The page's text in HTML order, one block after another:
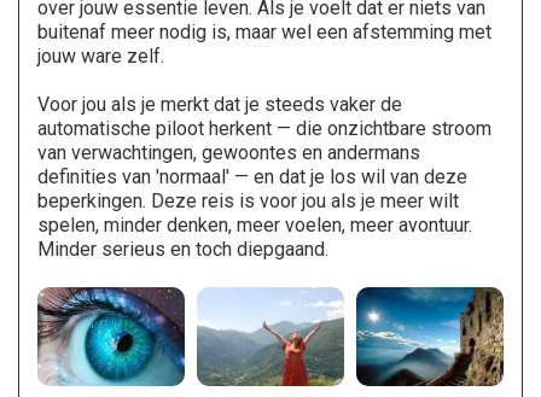
over jouw essentie leven. Als je voelt dat er niets van
buitenaf meer nodig is, maar wel een afstemming met
jouw ware zelf.
Voor jou als je merkt dat je steeds vaker de
automatische piloot herkent — die onzichtbare stroom
van verwachtingen, gewoontes en andermans
definities van 'normaal' — en dat je los wil van deze
beperkingen. Deze reis is voor jou als je meer wilt
spelen, minder denken, meer voelen, meer avontuur.
Minder serieus en toch diepgaand.